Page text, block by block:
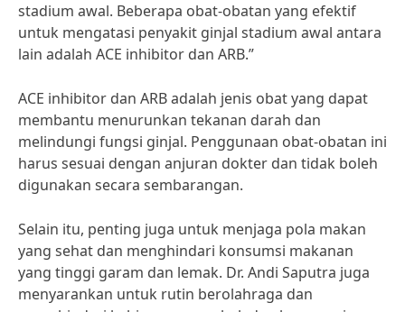
stadium awal. Beberapa obat-obatan yang efektif
untuk mengatasi penyakit ginjal stadium awal antara
lain adalah ACE inhibitor dan ARB.”
ACE inhibitor dan ARB adalah jenis obat yang dapat
membantu menurunkan tekanan darah dan
melindungi fungsi ginjal. Penggunaan obat-obatan ini
harus sesuai dengan anjuran dokter dan tidak boleh
digunakan secara sembarangan.
Selain itu, penting juga untuk menjaga pola makan
yang sehat dan menghindari konsumsi makanan
yang tinggi garam dan lemak. Dr. Andi Saputra juga
menyarankan untuk rutin berolahraga dan